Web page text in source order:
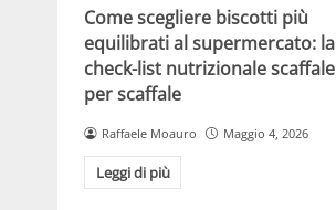
Come scegliere biscotti più
equilibrati al supermercato: la
check-list nutrizionale scaffale
per scaffale
Raffaele Moauro Maggio 4, 2026
Leggi di più